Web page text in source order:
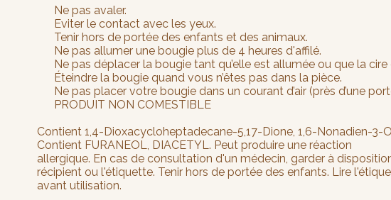
Ne pas avaler.
Eviter le contact avec les yeux.
Tenir hors de portée des enfants et des animaux.
Ne pas allumer une bougie plus de 4 heures d'affilé.
Ne pas déplacer la bougie tant qu’elle est allumée ou que la cire
Éteindre la bougie quand vous n’êtes pas dans la pièce.
Ne pas placer votre bougie dans un courant d’air (près d’une
PRODUIT NON COMESTIBLE
Contient 1,4-Dioxacycloheptadecane-5,17-Dione, 1,6-Nonadien-3-
Contient FURANEOL, DIACETYL. Peut produire une réaction
allergique. En cas de consultation d'un médecin, garder à
récipient ou l'étiquette. Tenir hors de portée des enfants. Lire
avant utilisation.